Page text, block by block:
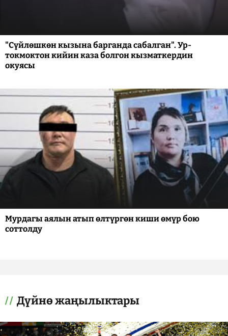
"Сүйлөшкөн кызына барганда сабалган". Ур-
токмоктон кийин каза болгон кызматкердин
окуясы
Мурдагы аялын атып өлтүргөн киши өмүр бою
соттолду
Дүйнө жаңылыктары